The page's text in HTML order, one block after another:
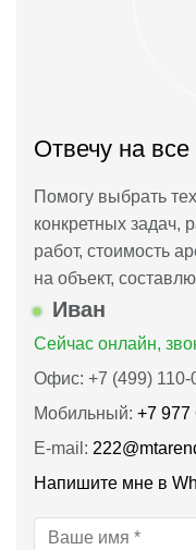
Отвечу на
Помогу выбрать
конкретных задач,
работ, стоимость
на объект,
Иван
Сейчас онлайн,
Офис: +7 (499) 110-
Мобильный: +7 977
E-mail:
Напишите мне в